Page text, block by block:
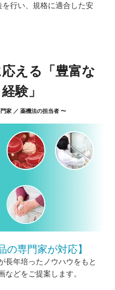
行い、規格に適合した安
える「豊富な
験」
家 ／ 薬機法の担当者 〜
の専門家が対応】
長年培ったノウハウをもと
などをご提案します。